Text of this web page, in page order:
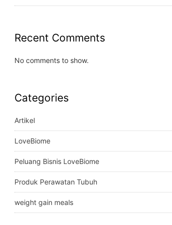
Recent Comments
No comments to show.
Categories
Artikel
LoveBiome
Peluang Bisnis LoveBiome
Produk Perawatan Tubuh
weight gain meals